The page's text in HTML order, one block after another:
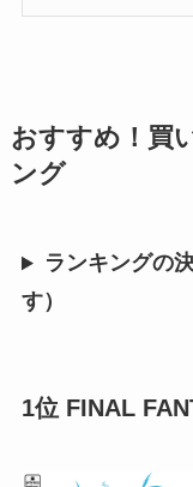
おすすめ！買
ング
ランキングの
す）
1位 FINAL